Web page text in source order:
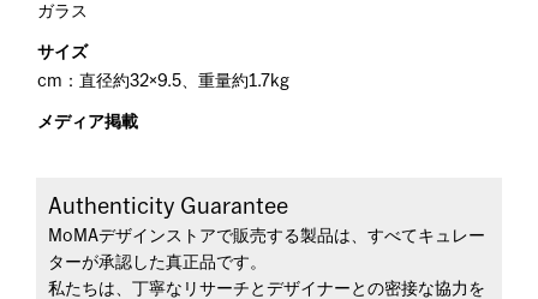
ガラス
サイズ
cm：直径約32×9.5、重量約1.7kg
メディア掲載
Authenticity Guarantee
MoMAデザインストアで販売する製品は、すべてキュレー
ターが承認した真正品です。
私たちは、丁寧なリサーチとデザイナーとの密接な協力を